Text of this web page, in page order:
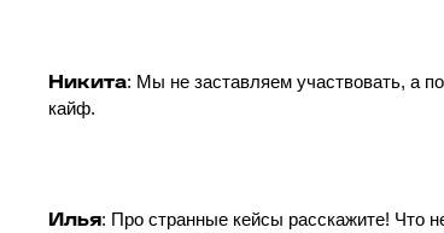
Никита: Мы не заставляем участвовать, а
кайф.
Илья: Про странные кейсы расскажите! Что